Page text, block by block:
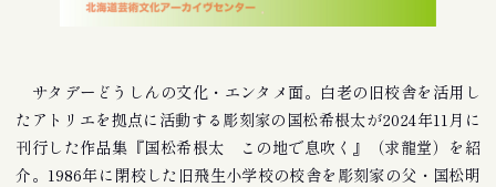
サタデーどうしんの文化・エンタメ面。白老の旧校舎を活用し
たアトリエを拠点に活動する彫刻家の国松希根太が2024年11月に
刊行した作品集『国松希根太 この地で息吹く』（求龍堂）を紹
介。1986年に閉校した旧飛生小学校の校舎を彫刻家の父・国松明